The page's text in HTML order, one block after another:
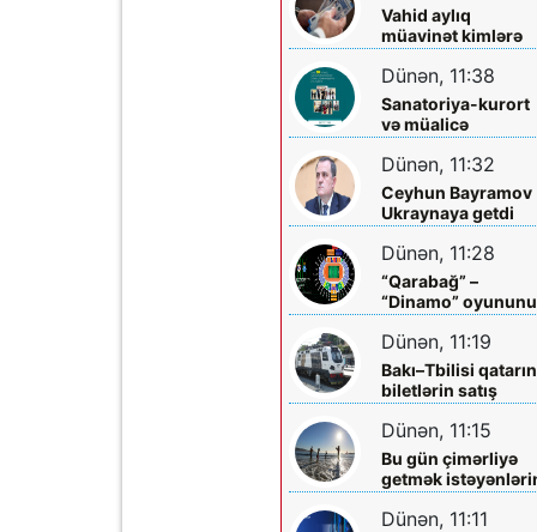
Vahid aylıq
müavinət kimlərə
verilir? - Dövlət
Komitəsindən
açıqlama vahid-
ayliq-muavinet-
kimlere-verilir
Dünən, 11:38
Sanatoriya-kurort
və müalicə
mərkəzlərinə yola
salındılar
Dünən, 11:32
Ceyhun Bayramov
Ukraynaya getdi
Dünən, 11:28
“Qarabağ” –
“Dinamo”
biletləri satışa
çıxarılır
Dünən, 11:19
Bakı–Tbilisi
biletlərin satış
müddəti artırılır
Dünən, 11:15
Bu gün çimərliyə
getmək
diqqətinə!
Dünən, 11:11